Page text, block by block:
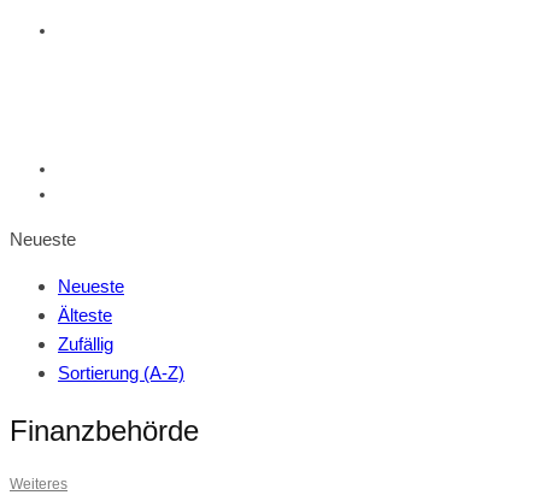
Neueste
Neueste
Älteste
Zufällig
Sortierung (A-Z)
Finanzbehörde
Weiteres